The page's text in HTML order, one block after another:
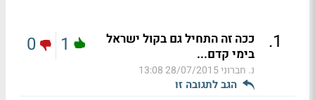
1
.
ככה זה התחיל גם בקול ישראל
בימי קדם...
נ. חברוני28/07/2015 13:08
הגב לתגובה זו
1
0